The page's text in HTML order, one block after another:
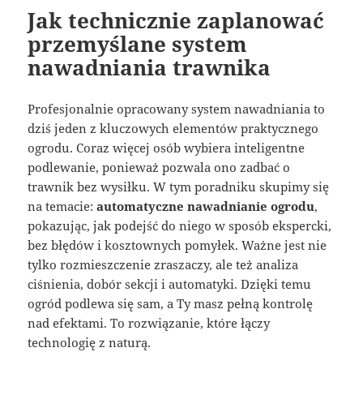
Jak technicznie zaplanować
przemyślane system
nawadniania trawnika
Profesjonalnie opracowany system nawadniania to
dziś jeden z kluczowych elementów praktycznego
ogrodu. Coraz więcej osób wybiera inteligentne
podlewanie, ponieważ pozwala ono zadbać o
trawnik bez wysiłku. W tym poradniku skupimy się
na temacie:automatyczne nawadnianie ogrodu,
pokazując, jak podejść do niego w sposób ekspercki,
bez błędów i kosztownych pomyłek. Ważne jest nie
tylko rozmieszczenie zraszaczy, ale też analiza
ciśnienia, dobór sekcji i automatyki. Dzięki temu
ogród podlewa się sam, a Ty masz pełną kontrolę
nad efektami. To rozwiązanie, które łączy
technologię z naturą.